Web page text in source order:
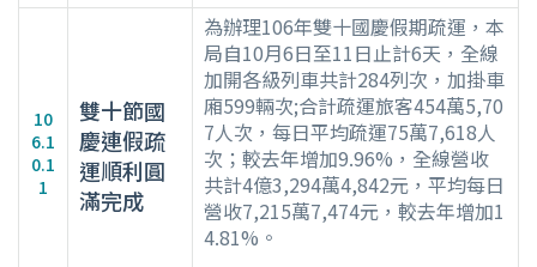
10
6.1
0.1
1
雙十節國
慶連假疏
運順利圓
滿完成
為辦理106年雙十國慶假期疏運，本
局自10月6日至11日止計6天，全線
加開各級列車共計284列次，加掛車
廂599輛次;合計疏運旅客454萬5,70
7人次，每日平均疏運75萬7,618人
次；較去年增加9.96%，全線營收
共計4億3,294萬4,842元，平均每日
營收7,215萬7,474元，較去年增加1
4.81%。